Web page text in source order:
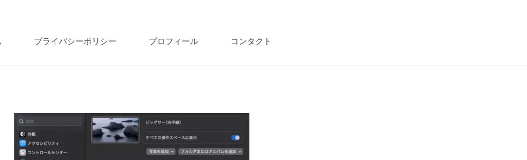
プライバシーポリシー プロフィール コンタクト